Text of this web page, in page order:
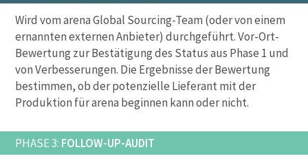
Wird vom arena Global Sourcing-Team (oder von einem
ernannten externen Anbieter) durchgeführt. Vor-Ort-
Bewertung zur Bestätigung des Status aus Phase 1 und
von Verbesserungen. Die Ergebnisse der Bewertung
bestimmen, ob der potenzielle Lieferant mit der
Produktion für arena beginnen kann oder nicht.
PHASE 3: FOLLOW-UP-AUDIT